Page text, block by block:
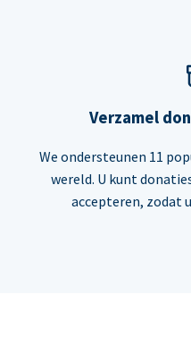
Verzamel
We ondersteunen 11
wereld. U kunt
accepteren, zodat